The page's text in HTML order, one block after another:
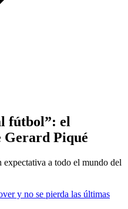
fútbol”: el
Gerard Piqué
a todo el mundo del
y no se pierda las últimas